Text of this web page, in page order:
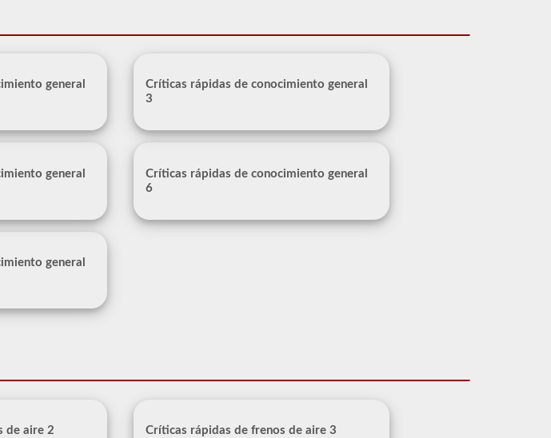
general
Críticas rápidas de conocimiento general
3
general
Críticas rápidas de conocimiento general
6
general
de aire 2 Críticas rápidas de frenos de aire 3